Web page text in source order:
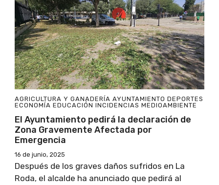
AGRICULTURA Y GANADERÍA AYUNTAMIENTO DEPORTES
ECONOMÍA EDUCACIÓN INCIDENCIAS MEDIOAMBIENTE
El Ayuntamiento pedirá la declaración de
Zona Gravemente Afectada por
Emergencia
16 de junio, 2025
Después de los graves daños sufridos en La
Roda, el alcalde ha anunciado que pedirá al